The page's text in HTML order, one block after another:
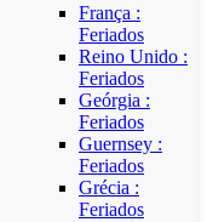
França :
Feriados
Reino Unido :
Feriados
Geórgia :
Feriados
Guernsey :
Feriados
Grécia :
Feriados